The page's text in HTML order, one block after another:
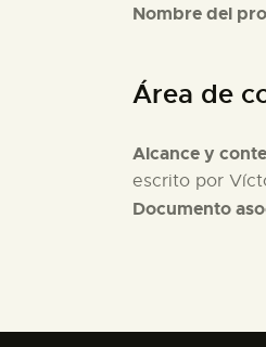
Nombre del
Área de
Alcance y
escrito por
Documento